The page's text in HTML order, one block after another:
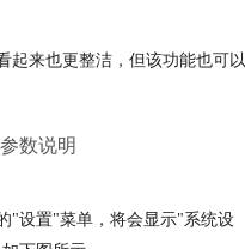
起来也更整洁，但该功能也可
"设置"菜单，将会显示"系统设